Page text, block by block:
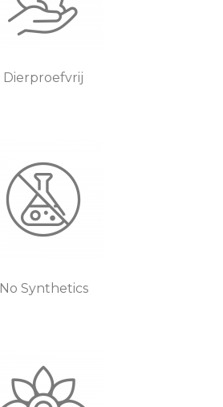
Dierproefvrij
No Synthetics